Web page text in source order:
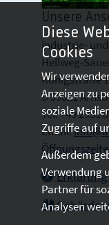
Unsere
Industrie-
Hellweg-
Königstraße
D 59821
Tel: +49 2931
Email:
Erklärung
Diese
Cookies
Wir
Anzeigen zu
soziale
Zugriffe auf
Außerdem
Verwendung
Partner für
Analysen